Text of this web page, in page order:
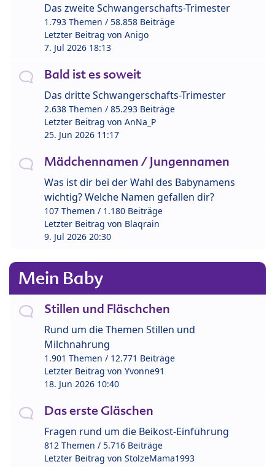
Das zweite Schwangerschafts-Trimester
1.793 Themen / 58.858 Beiträge
Letzter Beitrag von Anigo
7. Jul 2026 18:13
Bald ist es soweit
Das dritte Schwangerschafts-Trimester
2.638 Themen / 85.293 Beiträge
Letzter Beitrag von AnNa_P
25. Jun 2026 11:17
Mädchennamen / Jungennamen
Was ist dir bei der Wahl des Babynamens
wichtig? Welche Namen gefallen dir?
107 Themen / 1.180 Beiträge
Letzter Beitrag von Blaqrain
9. Jul 2026 20:30
Mein Baby
Stillen und Fläschchen
Rund um die Themen Stillen und
Milchnahrung
1.901 Themen / 12.771 Beiträge
Letzter Beitrag von Yvonne91
18. Jun 2026 10:40
Das erste Gläschen
Fragen rund um die Beikost-Einführung
812 Themen / 5.716 Beiträge
Letzter Beitrag von StolzeMama1993